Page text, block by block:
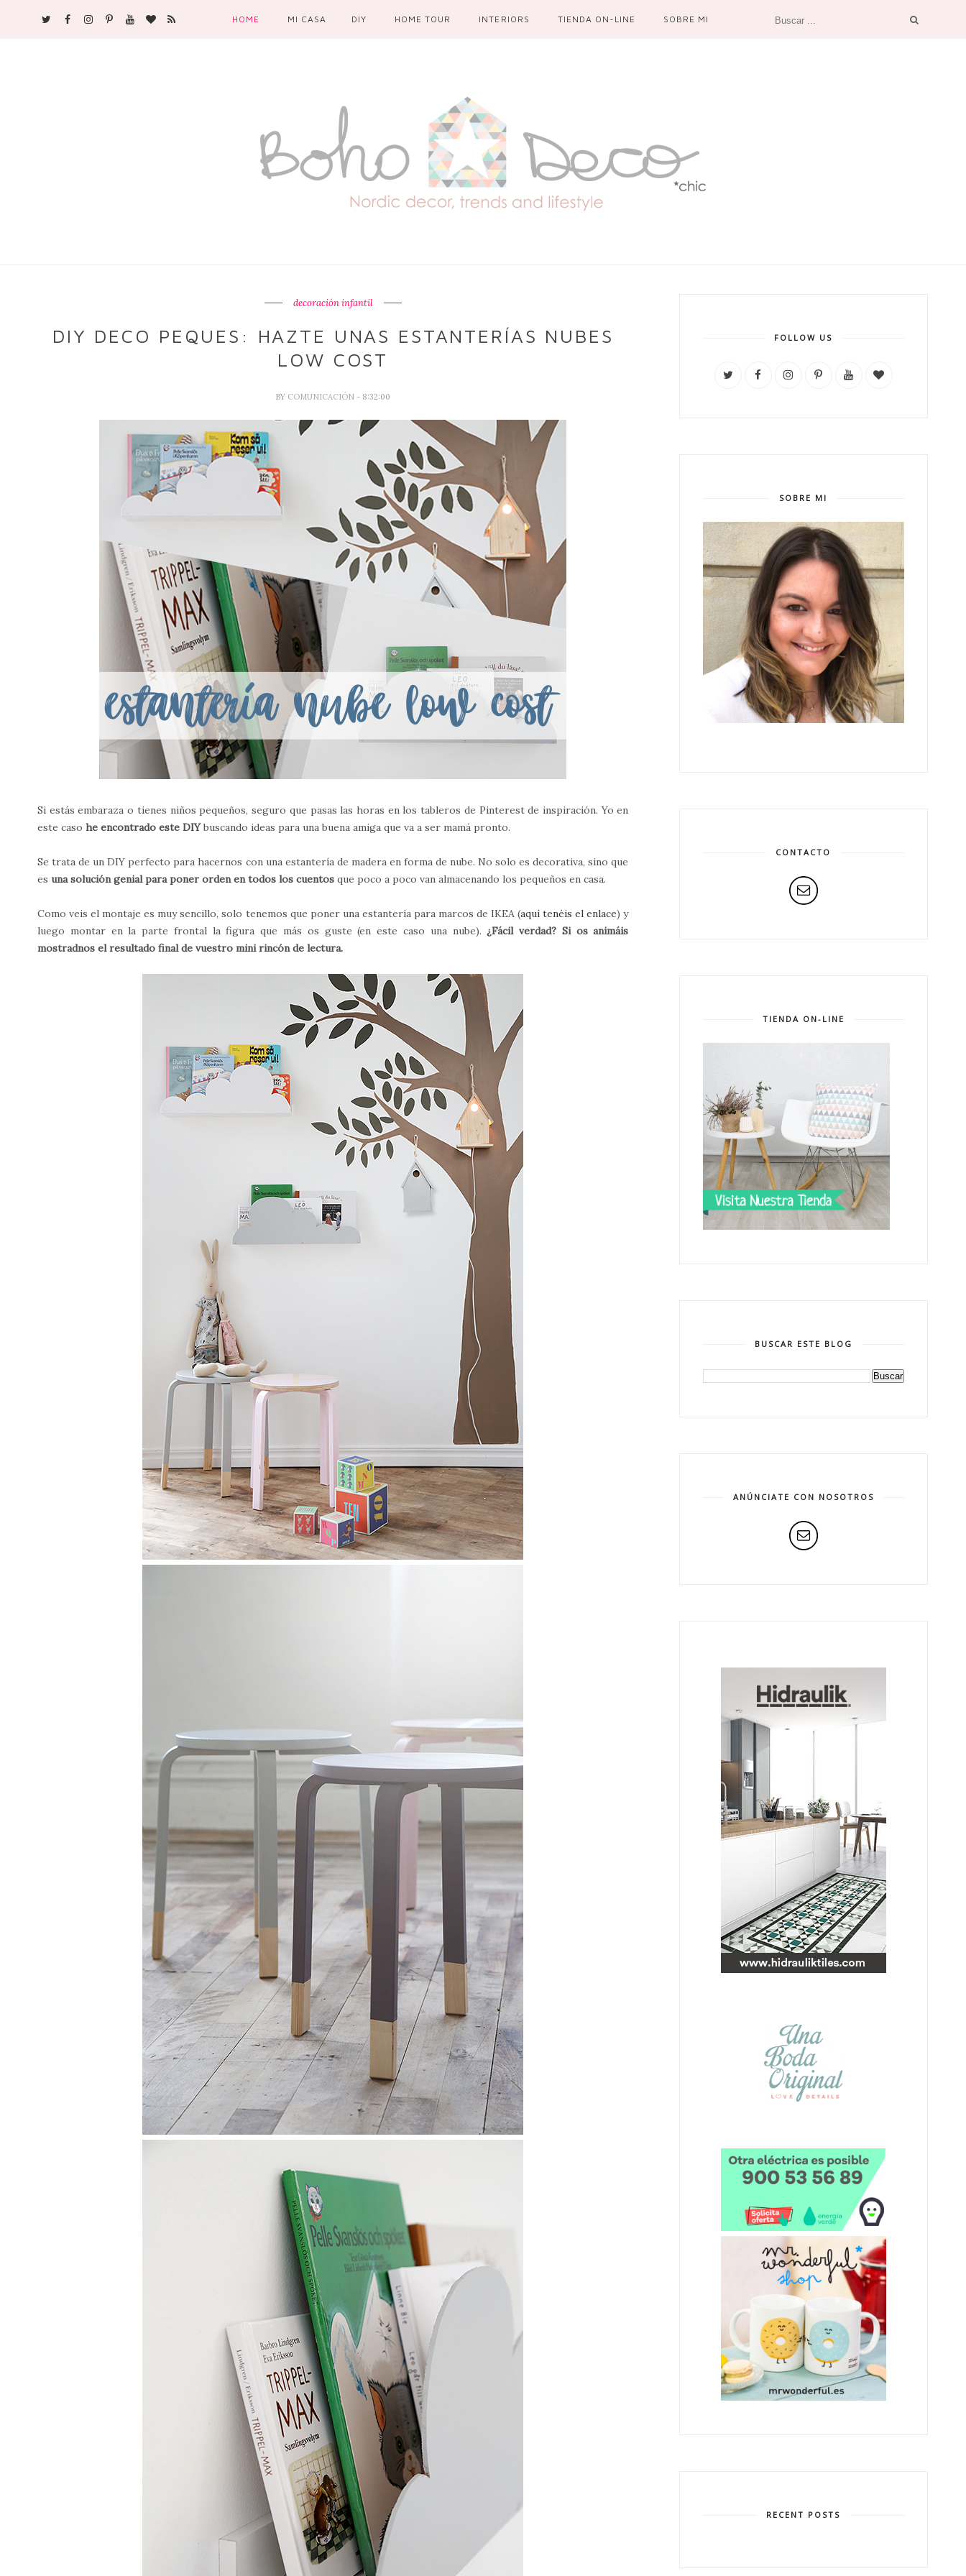
HOME MI CASA DIY HOME TOUR INTERIORS TIENDA ON-LINE SOBRE MI
decoración infantil
DIY DECO PEQUES: HAZTE UNAS ESTANTERÍAS NUBES
LOW COST
BY COMUNICACIÓN - 8:32:00
Si estás embaraza o tienes niños pequeños, seguro que pasas las horas en los tableros de Pinterest de inspiración. Yo en
este caso he encontrado este DIYbuscando ideas para una buena amiga que va a ser mamá pronto.
Se trata de un DIY perfecto para hacernos con una estantería de madera en forma de nube. No solo es decorativa, sino que
es una solución genial para poner orden en todos los cuentos que poco a poco van almacenando los pequeños en casa.
Como veis el montaje es muy sencillo, solo tenemos que poner una estantería para marcos de IKEA (aquí tenéis el enlace) y
luego montar en la parte frontal la figura que más os guste (en este caso una nube). ¿Fácil verdad? Si os animáis
mostradnos el resultado final de vuestro mini rincón de lectura.
FOLLOW US
SOBRE MI
CONTACTO
TIENDA ON-LINE
BUSCAR ESTE BLOG
ANÚNCIATE CON NOSOTROS
RECENT POSTS